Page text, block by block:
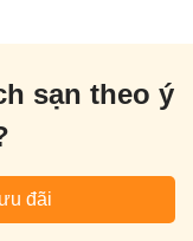
sạn theo ý
đãi